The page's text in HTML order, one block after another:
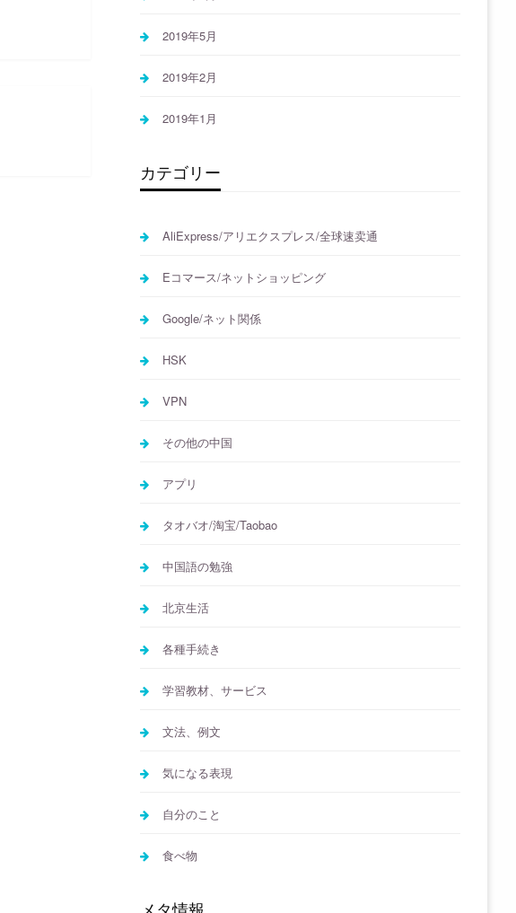
2019年5月
2019年2月
2019年1月
カテゴリー
AliExpress/アリエクスプレス/全球速卖通
Eコマース/ネットショッピング
Google/ネット関係
HSK
VPN
その他の中国
アプリ
タオバオ/淘宝/Taobao
中国語の勉強
北京生活
各種手続き
学習教材、サービス
文法、例文
気になる表現
自分のこと
食べ物